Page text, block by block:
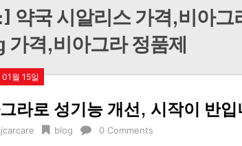
약국 시알리스 가격,비아
격,비아그라 정품제
월 15일
라로 성기능 개선, 시작이 반
blog 0 Comments